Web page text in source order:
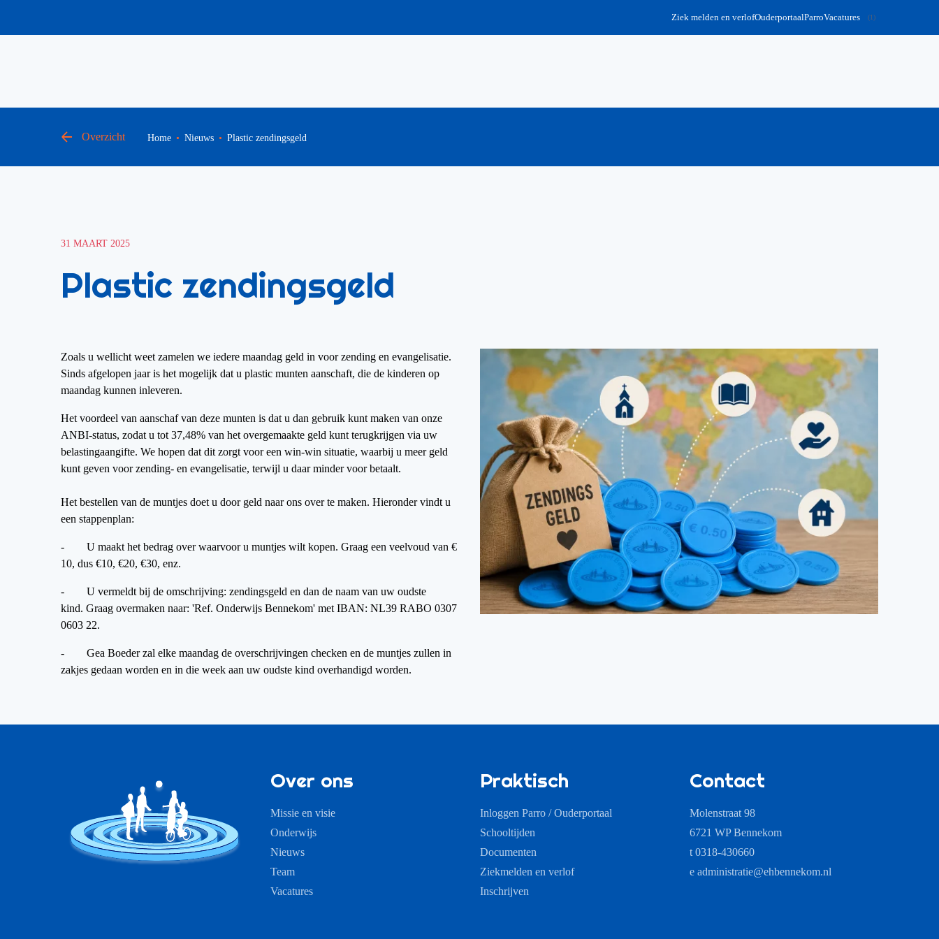
Ziek melden en verlofOuderportaalParroVacatures 1
Overzicht Home Nieuws Plastic zendingsgeld
31 MAART 2025
Plastic zendingsgeld
Zoals u wellicht weet zamelen we iedere maandag geld in voor zending en evangelisatie.
Sinds afgelopen jaar is het mogelijk dat u plastic munten aanschaft, die de kinderen op
maandag kunnen inleveren.
Het voordeel van aanschaf van deze munten is dat u dan gebruik kunt maken van onze
ANBI-status, zodat u tot 37,48% van het overgemaakte geld kunt terugkrijgen via uw
belastingaangifte. We hopen dat dit zorgt voor een win-win situatie, waarbij u meer geld
kunt geven voor zending- en evangelisatie, terwijl u daar minder voor betaalt.
Het bestellen van de muntjes doet u door geld naar ons over te maken. Hieronder vindt u
een stappenplan:
- U maakt het bedrag over waarvoor u muntjes wilt kopen. Graag een veelvoud van €
10, dus €10, €20, €30, enz.
- U vermeldt bij de omschrijving: zendingsgeld en dan de naam van uw oudste
kind. Graag overmaken naar: 'Ref. Onderwijs Bennekom' met IBAN: NL39 RABO 0307
0603 22.
- Gea Boeder zal elke maandag de overschrijvingen checken en de muntjes zullen in
zakjes gedaan worden en in die week aan uw oudste kind overhandigd worden.
Over ons
Missie en visie
Onderwijs
Nieuws
Team
Vacatures
Praktisch
Inloggen Parro / Ouderportaal
Schooltijden
Documenten
Ziekmelden en verlof
Inschrijven
Contact
Molenstraat 98
6721 WP Bennekom
t 0318-430660
e administratie@ehbennekom.nl